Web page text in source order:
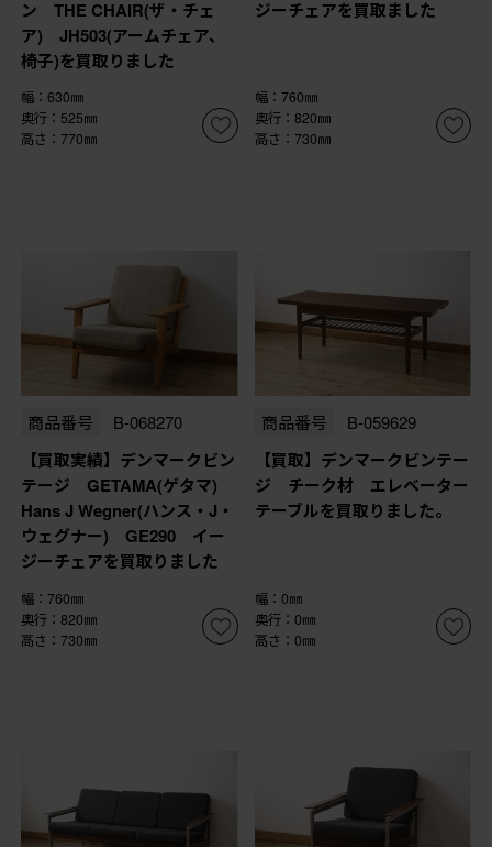
ン THE CHAIR(ザ・チェ
ア) JH503(アームチェア、
椅子)を買取りました
幅：630㎜
奥行：525㎜
高さ：770㎜
ジーチェアを買取ました
幅：760㎜
奥行：820㎜
高さ：730㎜
商品番号 B-068270
【買取実績】デンマークビン
テージ GETAMA(ゲタマ)
Hans J Wegner(ハンス・J・
ウェグナー) GE290 イー
ジーチェアを買取りました
幅：760㎜
奥行：820㎜
高さ：730㎜
商品番号 B-059629
【買取】デンマークビンテー
ジ チーク材 エレベーター
テーブルを買取りました。
幅：0㎜
奥行：0㎜
高さ：0㎜